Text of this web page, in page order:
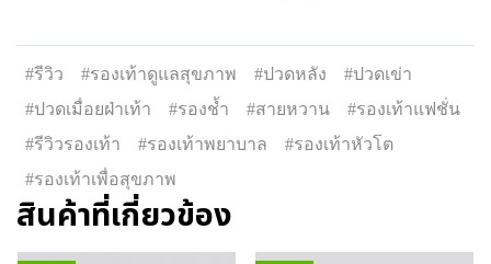
#รีวิว #รองเท้าดูแลสุขภาพ #ปวดหลัง
#ปวดเข่า
#ปวดเมื่อยฝ่าเท้า
#รองช้ำ #สายหวาน
#รองเท้าแฟชั่น
#รีวิวรองเท้า
#รองเท้าพยาบาล
#รองเท้าหัวโต
#รองเท้าเพื่อสุขภาพ
สินค้าที่เกี่ยวข้อง